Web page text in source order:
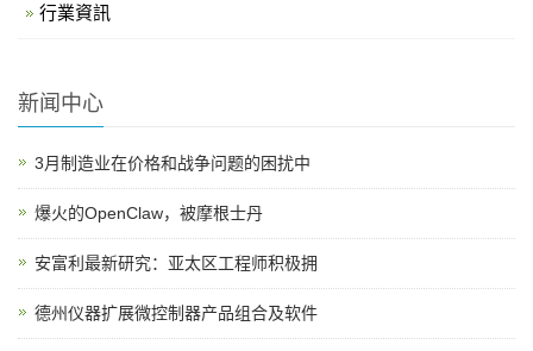
行業資訊
新闻中心
3月制造业在价格和战争问题的困扰中
爆火的OpenClaw，被摩根士丹
安富利最新研究：亚太区工程师积极拥
德州仪器扩展微控制器产品组合及软件